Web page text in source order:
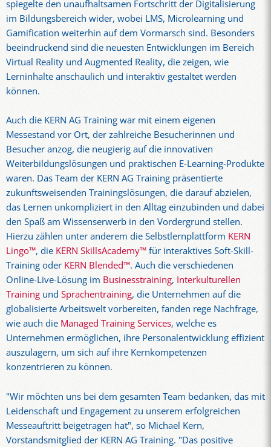
spiegelte den unaufhaltsamen Fortschritt der Digitalisierung
im Bildungsbereich wider, wobei LMS, Microlearning und
Gamification weiterhin auf dem Vormarsch sind. Besonders
beeindruckend sind die neuesten Entwicklungen im Bereich
Virtual Reality und Augmented Reality, die zeigen, wie
Lerninhalte anschaulich und interaktiv gestaltet werden
können.
Auch die KERN AG Training war mit einem eigenen
Messestand vor Ort, der zahlreiche Besucherinnen und
Besucher anzog, die neugierig auf die innovativen
Weiterbildungslösungen und praktischen E-Learning-Produkte
waren. Das Team der KERN AG Training präsentierte
zukunftsweisenden Trainingslösungen, die darauf abzielen,
das Lernen unkompliziert in den Alltag einzubinden und dabei
den Spaß am Wissenserwerb in den Vordergrund stellen.
Hierzu zählen unter anderem die Selbstlernplattform KERN
Lingo™, die KERN SkillsAcademy™für interaktives Soft-Skill-
Training oder KERN Blended™. Auch die verschiedenen
Online-Live-Lösung im Businesstraining, Interkulturellen
Training und Sprachentraining, die Unternehmen auf die
globalisierte Arbeitswelt vorbereiten, fanden rege Nachfrage,
wie auch die Managed Training Services, welche es
Unternehmen ermöglichen, ihre Personalentwicklung effizient
auszulagern, um sich auf ihre Kernkompetenzen
konzentrieren zu können.
"Wir möchten uns bei dem gesamten Team bedanken, das mit
Leidenschaft und Engagement zu unserem erfolgreichen
Messeauftritt beigetragen hat", so Michael Kern,
Vorstandsmitglied der KERN AG Training. "Das positive